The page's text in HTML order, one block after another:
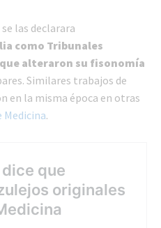
las declarara
como Tribunales
alteraron su fisonomía
Similares trabajos de
en la misma época en otras
Medicina.